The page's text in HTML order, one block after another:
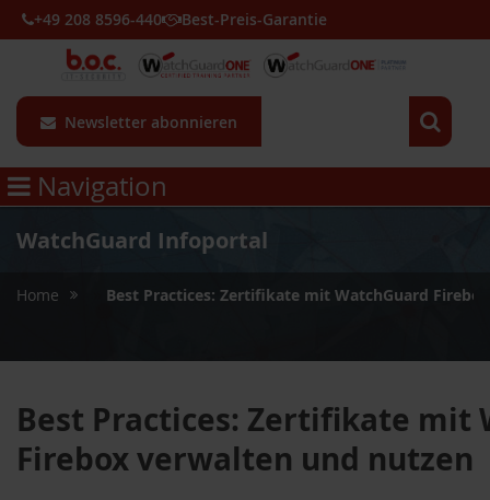
Newsletter abonnieren
+49 208 8596-440 Best-Preis-Garantie
Navigation
WatchGuard Infoportal
Home Best Practices: Zertifikate mit WatchGuard
Best Practices: Zertifikate mit
Firebox verwalten und nutzen